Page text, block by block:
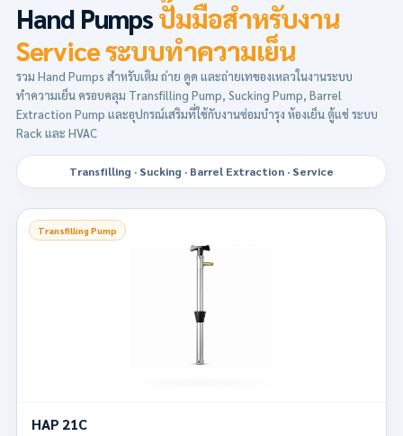
Hand Pumpsปั๊มมือสำหรับงาน
Service ระบบทำความเย็น
รวม Hand Pumps สำหรับเติม ถ่าย ดูด และถ่ายเทของเหลวในงานระบบ
ทำความเย็น ครอบคลุม Transfilling Pump, Sucking Pump, Barrel
Extraction Pump และอุปกรณ์เสริมที่ใช้กับงานซ่อมบำรุง ห้องเย็น ตู้แช่ ระบบ
Rack และ HVAC
Transfilling · Sucking · Barrel Extraction · Service
Transfilling Pump
HAP 21C